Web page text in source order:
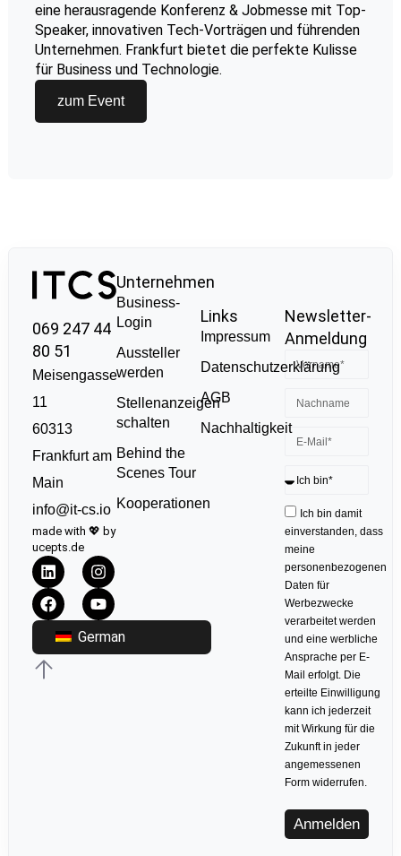
eine herausragende Konferenz & Jobmesse mit Top-
Speaker, innovativen Tech-Vorträgen und führenden
Unternehmen. Frankfurt bietet die perfekte Kulisse
für Business und Technologie.
zum Event
069 247 44
80 51
Meisengasse
11
60313
Frankfurt am
Main
info@it-cs.io
made with 💖 by
ucepts.de
German
Unternehmen
Business-
Login
Aussteller
werden
Stellenanzeigen
schalten
Behind the
Scenes Tour
Kooperationen
Links
Impressum
Datenschutzerklärung
AGB
Nachhaltigkeit
Newsletter-
Anmeldung
Ich bin damit
einverstanden, dass
meine
personenbezogenen
Daten für
Werbezwecke
verarbeitet werden
und eine werbliche
Ansprache per E-
Mail erfolgt. Die
erteilte Einwilligung
kann ich jederzeit
mit Wirkung für die
Zukunft in jeder
angemessenen
Form widerrufen.
Anmelden